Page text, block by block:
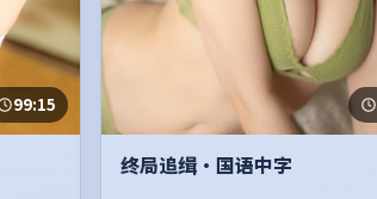
99:15
终局追缉·国语中字